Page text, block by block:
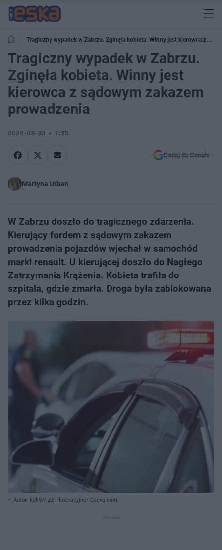
Tragiczny wypadek w Zabrzu. Zginęła kobieta. Winny jest kierowca z
sądowym zakazem prowadzenia
Tragiczny wypadek w Zabrzu.
Zginęła kobieta. Winny jest
kierowca z sądowym zakazem
prowadzenia
2024-08-30 7:35
Dodaj do Google
Martyna Urban
W Zabrzu doszło do tragicznego zdarzenia.
Kierujący fordem z sądowym zakazem
prowadzenia pojazdów wjechał w samochód
marki renault. U kierującej doszło do Nagłego
Zatrzymania Krążenia. Kobieta trafiła do
szpitala, gdzie zmarła. Droga była zablokowana
przez kilka godzin.
Autor: kali9// zdj. ilustracyjne/ Canva.com